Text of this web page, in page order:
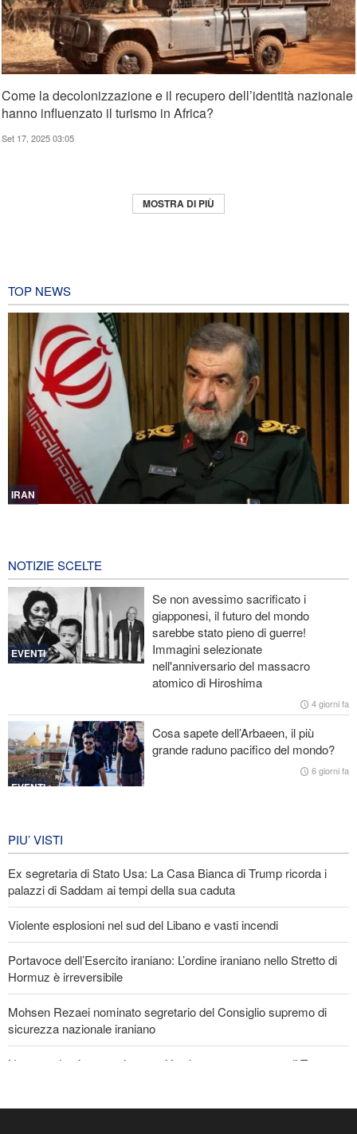
Come la decolonizzazione e il recupero dell’identità nazionale
hanno influenzato il turismo in Africa?
Set 17, 2025 03:05
MOSTRA DI PIÙ
TOP NEWS
IRAN
Nota conduttrice americana critica le promesse vuote di Trump
Ex Segretario alla Guerra di Trump: «L’Iran ha il sopravvento nella
guerra»
Il prezzo del petrolio torna a salire
Stallo nei negoziati tra il governo libanese e il regime sionista
NOTIZIE SCELTE
EVENTI
Se non avessimo sacrificato i
giapponesi, il futuro del mondo
sarebbe stato pieno di guerre!
Immagini selezionate
nell'anniversario del massacro
atomico di Hiroshima
4 giorni fa
EVENTI
Cosa sapete dell’Arbaeen, il più
grande raduno pacifico del mondo?
6 giorni fa
EVENTI
PIU’ VISTI
Ex segretaria di Stato Usa: La Casa Bianca di Trump ricorda i
palazzi di Saddam ai tempi della sua caduta
Violente esplosioni nel sud del Libano e vasti incendi
Portavoce dell’Esercito iraniano: L’ordine iraniano nello Stretto di
Hormuz è irreversibile
Mohsen Rezaei nominato segretario del Consiglio supremo di
sicurezza nazionale iraniano
Nota conduttrice americana critica le promesse vuote di Trump